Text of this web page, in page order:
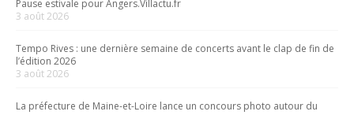
Pause estivale pour Angers.Villactu.fr
3 août 2026
Tempo Rives : une dernière semaine de concerts avant le clap de fin de
l’édition 2026
3 août 2026
La préfecture de Maine-et-Loire lance un concours photo autour du